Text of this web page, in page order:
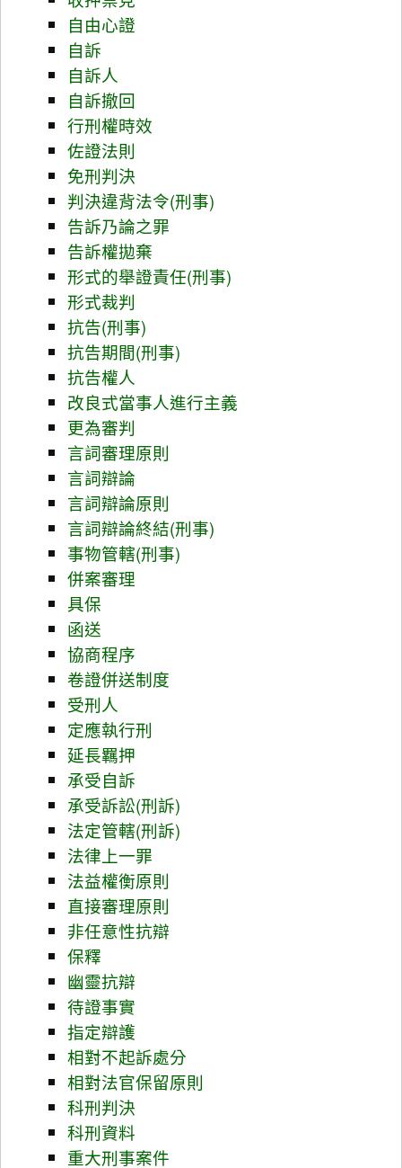
自由心證
自訴
自訴人
自訴撤回
行刑權時效
佐證法則
免刑判決
判決違背法令(刑事)
告訴乃論之罪
告訴權拋棄
形式的舉證責任(刑事)
形式裁判
抗告(刑事)
抗告期間(刑事)
抗告權人
改良式當事人進行主義
更為審判
言詞審理原則
言詞辯論
言詞辯論原則
言詞辯論終結(刑事)
事物管轄(刑事)
併案審理
具保
函送
協商程序
卷證併送制度
受刑人
定應執行刑
延長羈押
承受自訴
承受訴訟(刑訴)
法定管轄(刑訴)
法律上一罪
法益權衡原則
直接審理原則
非任意性抗辯
保釋
幽靈抗辯
待證事實
指定辯護
相對不起訴處分
相對法官保留原則
科刑判決
科刑資料
重大刑事案件